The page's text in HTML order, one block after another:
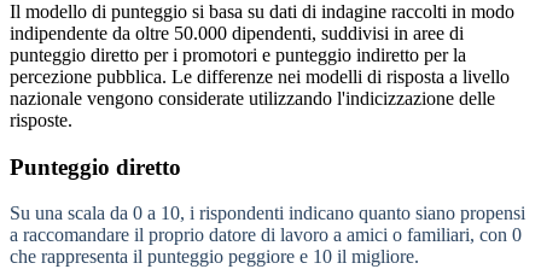
Il modello di punteggio si basa su dati di indagine raccolti in modo
indipendente da oltre 50.000 dipendenti, suddivisi in aree di
punteggio diretto per i promotori e punteggio indiretto per la
percezione pubblica. Le differenze nei modelli di risposta a livello
nazionale vengono considerate utilizzando l'indicizzazione delle
risposte.
Punteggio diretto
Su una scala da 0 a 10, i rispondenti indicano quanto siano propensi
a raccomandare il proprio datore di lavoro a amici o familiari, con 0
che rappresenta il punteggio peggiore e 10 il migliore.